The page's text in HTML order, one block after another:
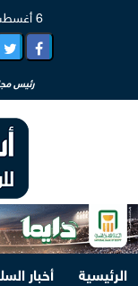
6 أغسطس 2026
رئيس
الرئيسية أخبار